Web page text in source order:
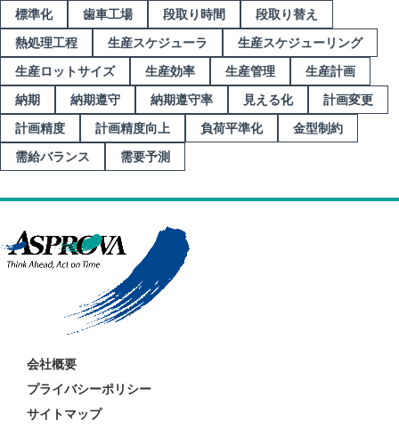
標準化
歯車工場 段取り時間
段取り替え
熱処理工程
生産スケジューラ
生産スケジューリング
生産ロットサイズ
生産効率 生産管理
生産計画
納期
納期遵守 納期遵守率 見える化
計画変更
計画精度
計画精度向上 負荷平準化
金型制約
需給バランス
需要予測
会社概要
プライバシーポリシー
サイトマップ